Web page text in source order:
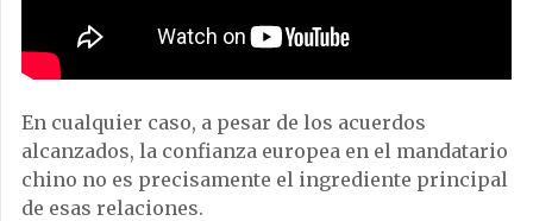
En cualquier caso, a pesar de los acuerdos
alcanzados, la confianza europea en el mandatario
chino no es precisamente el ingrediente principal
de esas relaciones.